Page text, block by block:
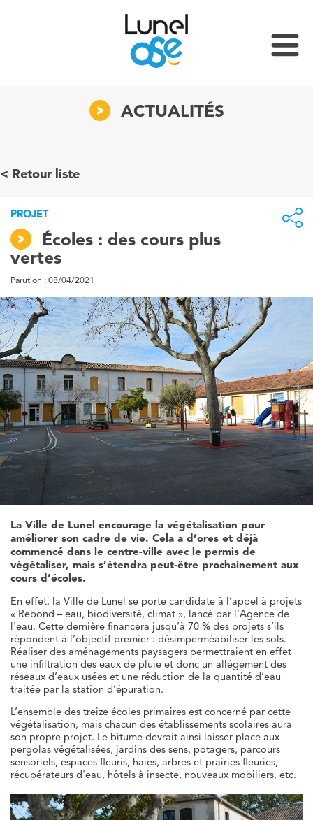
ACTUALITÉS
Retour liste
Écoles : des cours plus
vertes
PROJET
Parution : 08/04/2021
La Ville de Lunel encourage la végétalisation pour
améliorer son cadre de vie. Cela a d’ores et déjà
commencé dans le centre-ville avec le permis de
végétaliser, mais s’étendra peut-être prochainement aux
cours d’écoles.
En effet, la Ville de Lunel se porte candidate à l’appel à projets
« Rebond – eau, biodiversité, climat », lancé par l’Agence de
l'eau. Cette dernière financera jusqu’à 70 % des projets s’ils
répondent à l’objectif premier : désimperméabiliser les sols.
Réaliser des aménagements paysagers permettraient en effet
une infiltration des eaux de pluie et donc un allégement des
réseaux d’eaux usées et une réduction de la quantité d’eau
traitée par la station d’épuration.
L’ensemble des treize écoles primaires est concerné par cette
végétalisation, mais chacun des établissements scolaires aura
son propre projet. Le bitume devrait ainsi laisser place aux
pergolas végétalisées, jardins des sens, potagers, parcours
sensoriels, espaces fleuris, haies, arbres et prairies fleuries,
récupérateurs d'eau, hôtels à insecte, nouveaux mobiliers, etc.